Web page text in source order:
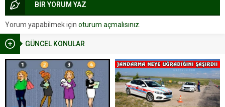
GÜNCEL KONULAR
BİR YORUM YAZ
Yorum yapabilmek için oturum açmalısınız.